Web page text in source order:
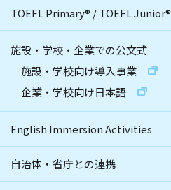
TOEFL Primary® /TOEFL Junior®
施設・学校・企業での公文式
施設・学校向け導入事業
企業・学校向け日本語
English Immersion Activities
自治体・省庁との連携